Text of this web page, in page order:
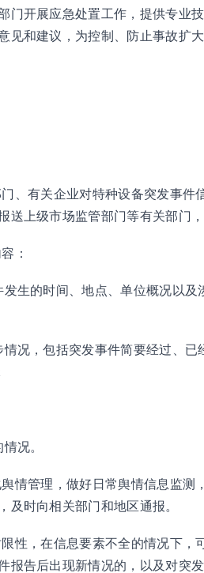
门开展应急处置工作，提供专业
见和建议，为控制、防止事故扩
、有关企业对特种设备突发事件
送上级市场监管部门等有关部门
：
发生的时间、地点、单位概况以
情况，包括突发事件简要经过、
况。
情管理，做好日常舆情信息监测
及时向相关部门和地区通报。
性，在信息要素不全的情况下，
报告后出现新情况的，以及对突